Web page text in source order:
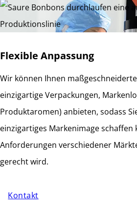
Flexible Anpassung
Wir können Ihnen
einzigartige Verpackungen,
Produktaromen) anbieten, sodass
einzigartiges Markenimage schaffen
Anforderungen verschiedener
gerecht wird.
Kontakt